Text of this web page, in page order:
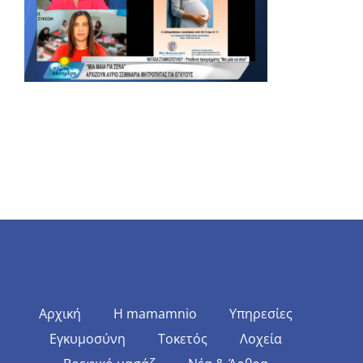
Αρχική Η mamamnio
Υπηρεσίες
Εγκυμοσύνη
Τοκετός
Λοχεία